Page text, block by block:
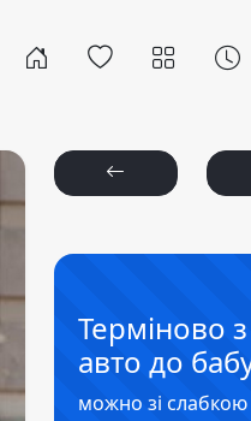
Терміново
авто до
можно зі